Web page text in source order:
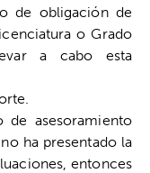
de obligación de
o Grado
a cabo esta
asesoramiento
ha presentado la
entonces